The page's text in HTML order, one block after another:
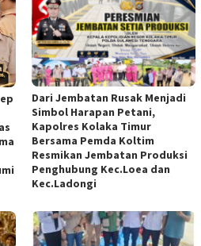
Dari Jembatan Rusak Menjadi
Simbol Harapan Petani,
Kapolres Kolaka Timur
Bersama Pemda Koltim
Resmikan Jembatan Produksi
Penghubung Kec.Loea dan
Kec.Ladongi